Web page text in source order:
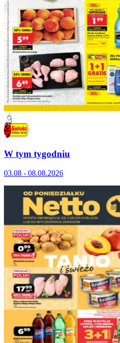
W tym tygodniu
03.08 - 08.08.2026